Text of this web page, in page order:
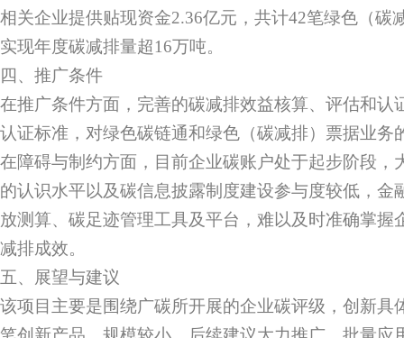
相关企业提供贴现资金2.36亿元，共计42笔绿色（碳
实现年度碳减排量超16万吨。
四、推广条件
在推广条件方面，完善的碳减排效益核算、评估和认
认证标准，对绿色碳链通和绿色（碳减排）票据业务
在障碍与制约方面，目前企业碳账户处于起步阶段，
的认识水平以及碳信息披露制度建设参与度较低，金
放测算、碳足迹管理工具及平台，难以及时准确掌握
减排成效。
五、展望与建议
该项目主要是围绕广碳所开展的企业碳评级，创新具